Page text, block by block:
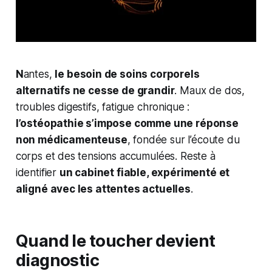
Nantes, le besoin de soins corporels
alternatifs ne cesse de grandir. Maux de dos,
troubles digestifs, fatigue chronique :
l’ostéopathie s’impose comme une réponse
non médicamenteuse, fondée sur l’écoute du
corps et des tensions accumulées. Reste à
identifier un cabinet fiable, expérimenté et
aligné avec les attentes actuelles.
Quand le toucher devient
diagnostic